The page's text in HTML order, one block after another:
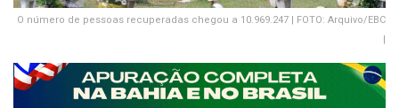
O número de pessoas recuperadas chegou a 10.969.247 | FOTO: Arquivo/EBC
|